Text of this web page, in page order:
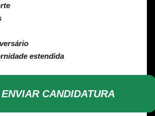
estendida
ENVIAR CANDIDATURA